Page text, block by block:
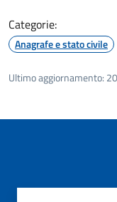
Categorie:
Anagrafe e stato civile
Ultimo aggiornamento: